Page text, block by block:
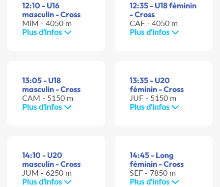
12:10 - U16
masculin - Cross
MIM - 4050 m
Plus d'infos
12:35 - U18 féminin
- Cross
CAF - 4050 m
Plus d'infos
13:05 - U18
masculin - Cross
CAM - 5150 m
Plus d'infos
13:35 - U20
féminin - Cross
JUF - 5150 m
Plus d'infos
14:10 - U20
masculin - Cross
JUM - 6250 m
Plus d'infos
14:45 - Long
féminin - Cross
SEF - 7850 m
Plus d'infos